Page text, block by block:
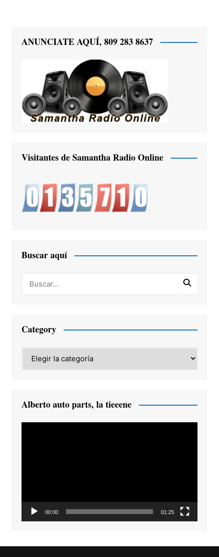
ANUNCIATE AQUÍ, 809 283 8637
Visitantes de Samantha Radio Online
Buscar aquí
Category
Alberto auto parts, la tieeene
00:00 01:25